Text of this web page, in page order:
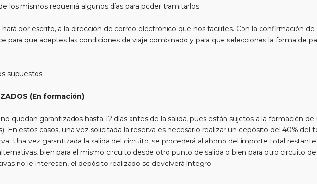
los mismos requerirá algunos días para poder tramitarlos.
por escrito, a la dirección de correo electrónico que nos facilites. Con la confirmación de
para que aceptes las condiciones de viaje combinado y para que selecciones la forma de
supuestos
(En formación)
quedan garantizados hasta 12 días antes de la salida, pues están sujetos a la formación
En estos casos, una vez solicitada la reserva es necesario realizar un depósito del 40% del
Una vez garantizada la salida del circuito, se procederá al abono del importe total
bien para el mismo circuito desde otro punto de salida o bien para otro circuito
no le interesen, el depósito realizado se devolverá íntegro.